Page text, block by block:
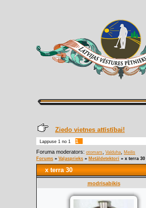
Ziedo vietnes attīstībai!
Lappuse 1 no 1
1
Foruma moderators: otomars Valduha
Meilis
Forums » Vaļasprieks » Metāldetektori » x terra 30
x terra 30
modrisabikis